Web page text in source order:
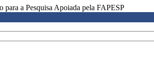
para a Pesquisa Apoiada pela FAPESP